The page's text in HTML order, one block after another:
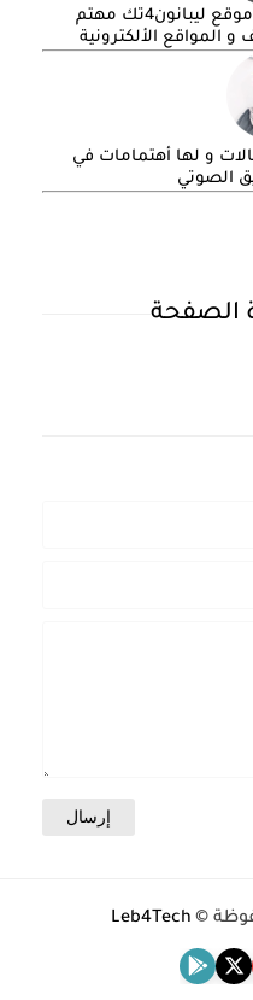
: مؤسس مدونة و موقع ليبانون4تك مهتم
و المواقع الألكترونية
و لها أهتمامات في
الصوتي
الصفحة
©
Leb4Tech